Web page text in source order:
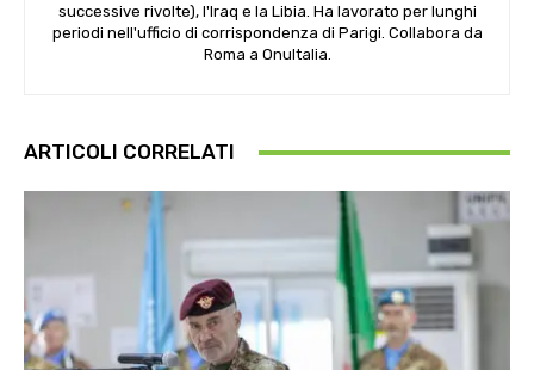
successive rivolte), l'Iraq e la Libia. Ha lavorato per lunghi
periodi nell'ufficio di corrispondenza di Parigi. Collabora da
Roma a OnuItalia.
ARTICOLI CORRELATI